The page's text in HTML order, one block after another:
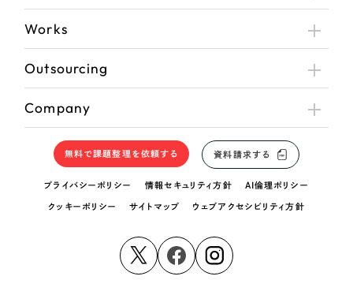
Works
Outsourcing
Company
無料で課題整理を依頼する 資料請求する
プライバシーポリシー 情報セキュリティ方針 AI倫理ポリシー
クッキーポリシー サイトマップ ウェブアクセシビリティ方針